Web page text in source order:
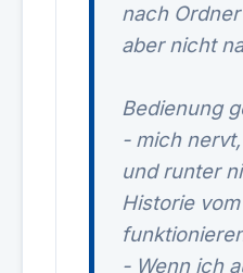
nach
aber nicht
Bedienung
- mich
und runter
Historie
- Wenn ich